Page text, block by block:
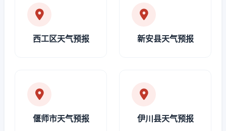
西工区天气预报 新安县天气预报
偃师市天气预报 伊川县天气预报